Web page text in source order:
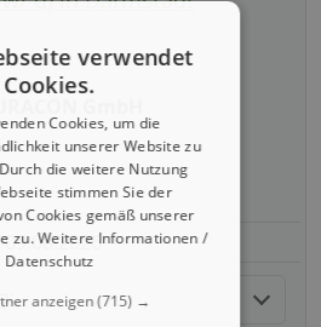
verwendet
Cookies.
Cookies, um die
unserer Website zu
die weitere Nutzung
stimmen Sie der
Cookies gemäß unserer
zu.Weitere Informationen /
Datenschutz
anzeigen(715) →